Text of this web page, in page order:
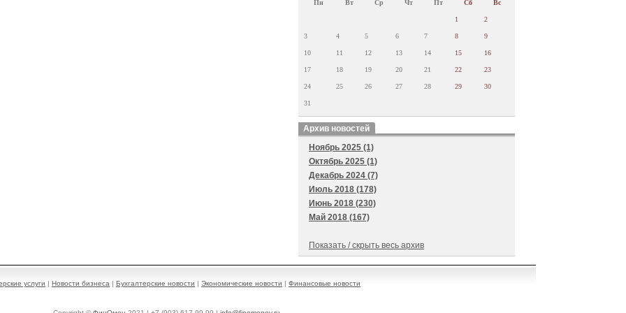
Пн Вт Ср Чт Пт Сб Вс
1 2
3 4 5 6 7 8 9
10 11 12 13 14 15 16
17 18 19 20 21 22 23
24 25 26 27 28 29 30
31
Архив новостей
Ноябрь 2025 (1)
Октябрь 2025 (1)
Декабрь 2024 (7)
Июль 2018 (178)
Июнь 2018 (230)
Май 2018 (167)
Показать / скрыть весь архив
услуги | Новости бизнеса | Бухгалтерские новости | Экономические новости | Финансовые новости